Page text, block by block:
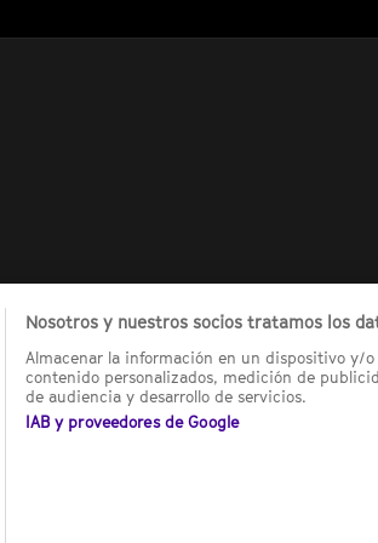
Nosotros y nuestros socios tratamos los
Almacenar la información en un dispositivo y/
contenido personalizados, medición de
de audiencia y desarrollo de servicios.
IAB y proveedores de Google